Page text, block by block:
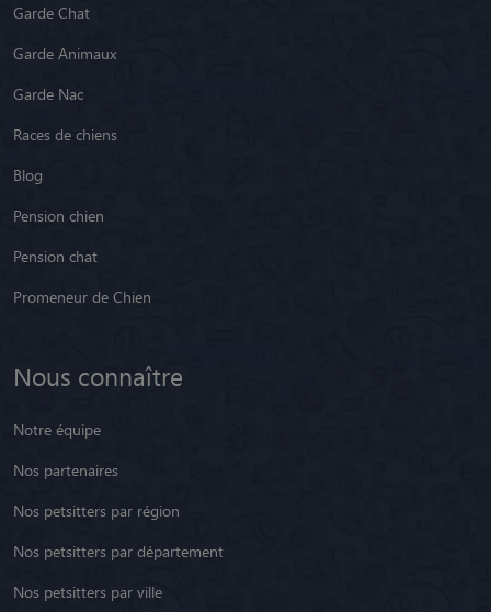
Garde Chat
Garde Animaux
Garde Nac
Races de chiens
Blog
Pension chien
Pension chat
Promeneur de Chien
Nous connaître
Notre équipe
Nos partenaires
Nos petsitters par région
Nos petsitters par département
Nos petsitters par ville